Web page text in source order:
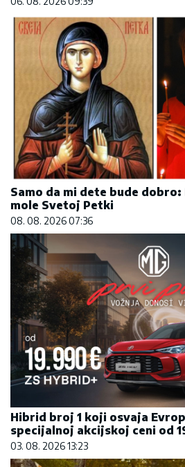
Samo da mi dete bude dobro:
mole Svetoj Petki
08. 08. 2026 07:36
Hibrid broj 1 koji osvaja
specijalnoj akcijskoj ceni od
03. 08. 2026 13:23